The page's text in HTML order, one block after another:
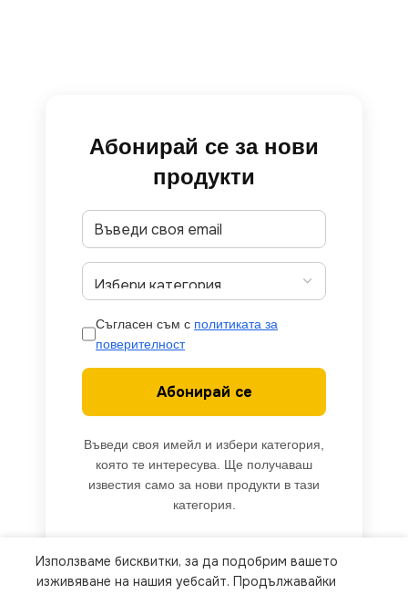
Абонирай се за нови
продукти
Съгласен съм с политиката за
поверителност
Абонирай се
Въведи своя имейл и избери категория,
която те интересува. Ще получаваш
известия само за нови продукти в тази
категория.
We use cookies to improve your experience on our
Използваме бисквитки, за да подобрим вашето
изживяване на нашия уебсайт. Продължавайки